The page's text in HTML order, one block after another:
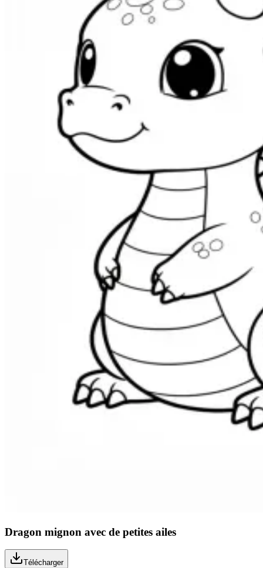
Dragon mignon avec de petites ailes
Télécharger